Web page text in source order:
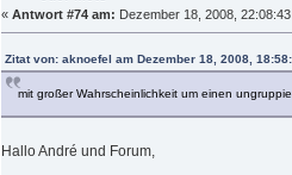
« Antwort #74 am: Dezember 18, 2008,
Zitat von: aknoefel am Dezember 18, 2008,
mit großer Wahrscheinlichkeit um einen
Hallo André und Forum,